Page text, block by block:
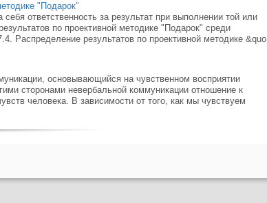
"Подарок"
ответственность за результат при выполнении той или
по проективной методике "Подарок" среди
Распределение результатов по проективной методике &quo
основывающийся на чувственном восприятии
сторонами невер­бальной коммуникации отношение к
человека. В зависимости от того, как мы чувствуем